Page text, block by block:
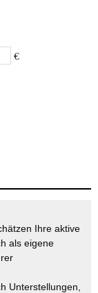
€
Ihre aktive
als eigene
Unterstellungen,